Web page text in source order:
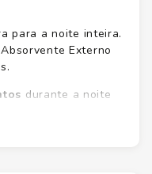
para a noite inteira.
Externo
durante a noite